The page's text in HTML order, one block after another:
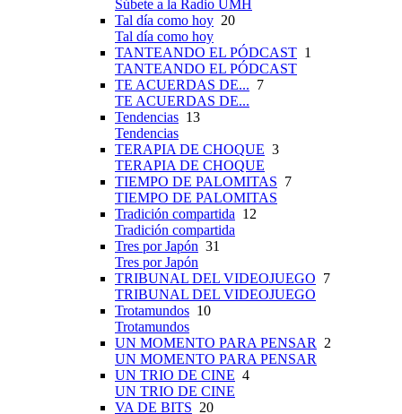
Súbete a la Radio UMH
Tal día como hoy 20
Tal día como hoy
TANTEANDO EL PÓDCAST 1
TANTEANDO EL PÓDCAST
TE ACUERDAS DE... 7
TE ACUERDAS DE...
Tendencias 13
Tendencias
TERAPIA DE CHOQUE 3
TERAPIA DE CHOQUE
TIEMPO DE PALOMITAS 7
TIEMPO DE PALOMITAS
Tradición compartida 12
Tradición compartida
Tres por Japón 31
Tres por Japón
TRIBUNAL DEL VIDEOJUEGO 7
TRIBUNAL DEL VIDEOJUEGO
Trotamundos 10
Trotamundos
UN MOMENTO PARA PENSAR 2
UN MOMENTO PARA PENSAR
UN TRIO DE CINE 4
UN TRIO DE CINE
VA DE BITS 20